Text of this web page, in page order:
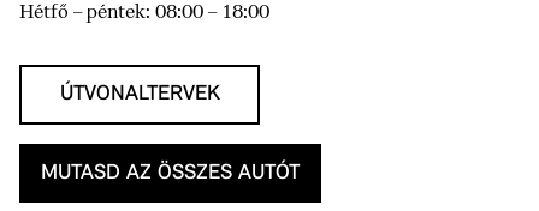
Hétfő – péntek: 08:00 – 18:00
ÚTVONALTERVEK
MUTASD AZ ÖSSZES AUTÓT